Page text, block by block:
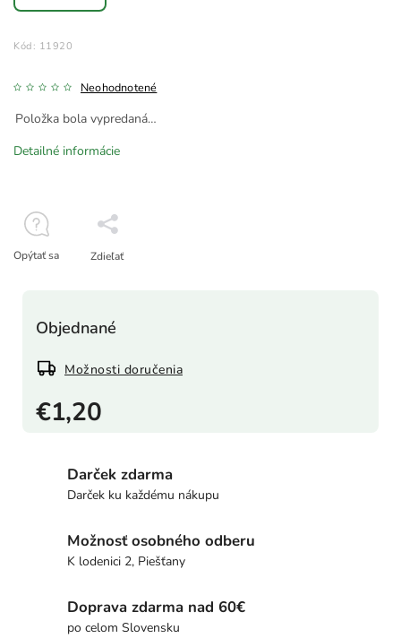
Kód: 11920
Neohodnotené
€1,20
Objednané
Možnosti doručenia
Položka bola vypredaná…
Detailné informácie
Opýtať sa Zdieľať
Darček zdarma
Darček ku každému nákupu
Možnosť osobného odberu
K lodenici 2, Piešťany
Doprava zdarma nad 60€
po celom Slovensku